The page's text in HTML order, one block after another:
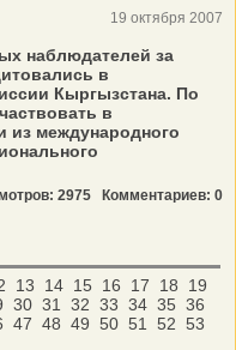
19 октября 2007
наблюдателей за
в
Кыргызстана. По
в
из международного
2975 Комментариев: 0
13 14 15 16 17 18
19
30 31 32 33 34 35 36
47 48 49 50 51 52 53